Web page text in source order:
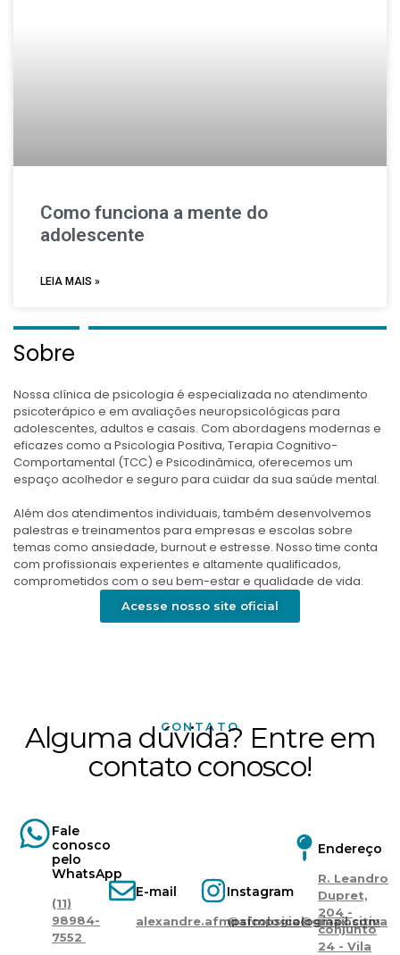
Como funciona a mente do
adolescente
LEIA MAIS »
Sobre
Nossa clínica de psicologia é especializada no atendimento
psicoterápico e em avaliações neuropsicológicas para
adolescentes, adultos e casais. Com abordagens modernas e
eficazes como a Psicologia Positiva, Terapia Cognitivo-
Comportamental (TCC) e Psicodinâmica, oferecemos um
espaço acolhedor e seguro para cuidar da sua saúde mental.
Além dos atendimentos individuais, também desenvolvemos
palestras e treinamentos para empresas e escolas sobre
temas como ansiedade, burnout e estresse. Nosso time conta
com profissionais experientes e altamente qualificados,
comprometidos com o seu bem-estar e qualidade de vida.
Acesse nosso site oficial
CONTATO
Alguma dúvida? Entre em
contato conosco!
Fale
conosco
pelo
WhatsApp
(11)
98984-
7552 ​
E-mail
alexandre.afmpsicologia@gmail.com
Instagram
@afmpsicologiapositiva
Endereço
R. Leandro
Dupret,
204 -
conjunto
24 - Vila